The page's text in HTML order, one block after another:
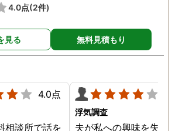
4.0点(2件)
見る 無料見積もり
4.0点
相談所で話を
浮気調査
夫が私への興味を失くし